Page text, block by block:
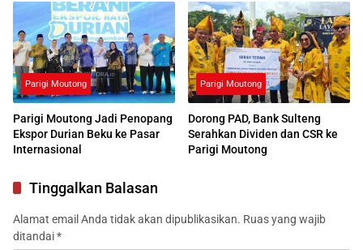
Parigi Moutong
Parigi Moutong Jadi Penopang
Ekspor Durian Beku ke Pasar
Internasional
Parigi Moutong
Dorong PAD, Bank Sulteng
Serahkan Dividen dan CSR ke
Parigi Moutong
Tinggalkan Balasan
Alamat email Anda tidak akan dipublikasikan. Ruas yang wajib
ditandai*